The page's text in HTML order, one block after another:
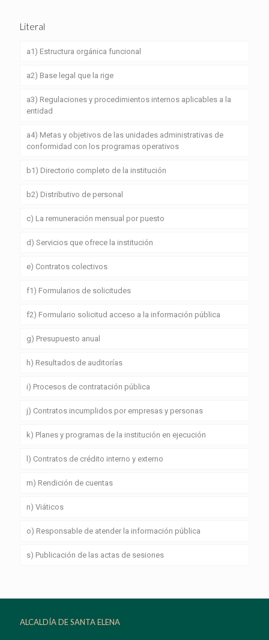
Literal
a1) Estructura orgánica funcional
a2) Base legal que la rige
a3) Regulaciones y procedimientos internos aplicables a la
entidad
a4) Metas y objetivos de las unidades administrativas de
conformidad con los programas operativos
b1) Directorio completo de la institución
b2) Distributivo de personal
c) La remuneración mensual por puesto
d) Servicios que ofrece la institución
e) Contratos colectivos
f1) Formularios de solicitudes
f2) Formulario solicitud acceso a la información pública
g) Presupuesto anual
h) Resultados de auditorías
i) Procesos de contratación pública
j) Contratos incumplidos por empresas y personas
k) Planes y programas de la institución en ejecución
l) Contratos de crédito interno y externo
m) Rendición de cuentas
n) Viáticos
o) Responsable de atender la información pública
s) Publicación de las actas de sesiones
ALCALDÍA DE SANTA ELENA